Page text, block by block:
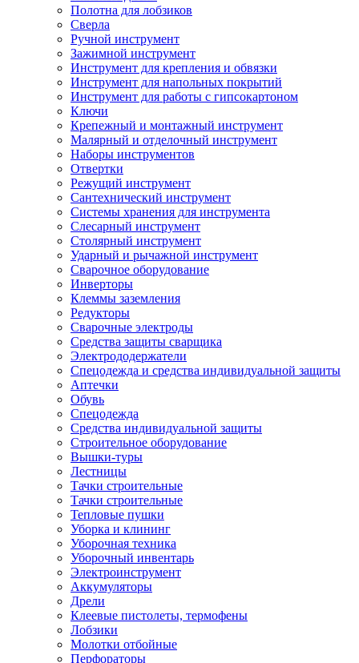
Полотна для лобзиков
Сверла
Ручной инструмент
Зажимной инструмент
Инструмент для крепления и обвязки
Инструмент для напольных покрытий
Инструмент для работы с гипсокартоном
Ключи
Крепежный и монтажный инструмент
Малярный и отделочный инструмент
Наборы инструментов
Отвертки
Режущий инструмент
Сантехнический инструмент
Системы хранения для инструмента
Слесарный инструмент
Столярный инструмент
Ударный и рычажной инструмент
Сварочное оборудование
Инверторы
Клеммы заземления
Редукторы
Сварочные электроды
Средства защиты сварщика
Электрододержатели
Спецодежда и средства индивидуальной защиты
Аптечки
Обувь
Спецодежда
Средства индивидуальной защиты
Строительное оборудование
Вышки-туры
Лестницы
Тачки строительные
Тачки строительные
Тепловые пушки
Уборка и клининг
Уборочная техника
Уборочный инвентарь
Электроинструмент
Аккумуляторы
Дрели
Клеевые пистолеты, термофены
Лобзики
Молотки отбойные
Перфораторы